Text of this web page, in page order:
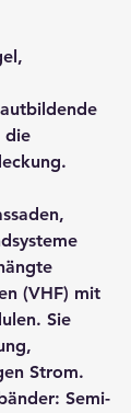
die
(VHF) mit
Sie
Strom.
Semi-